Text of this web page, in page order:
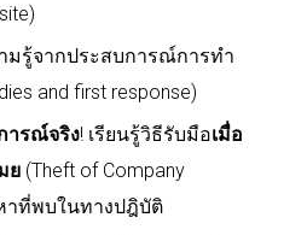
มรู้จากประสบการณ์การทำ
and first response)
ารณ์จริง! เรียนรู้วิธีรับมือเมื่อ
ย(Theft of Company
าที่พบในทางปฎิบัติ